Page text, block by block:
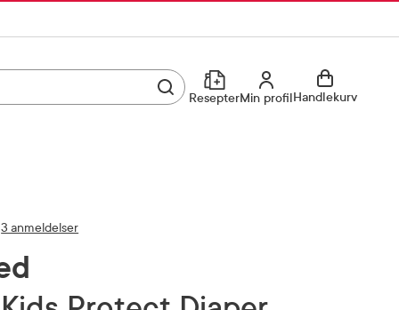
Utfør søkResepterMin profilMin profilHandlekurv
3 anmeldelser